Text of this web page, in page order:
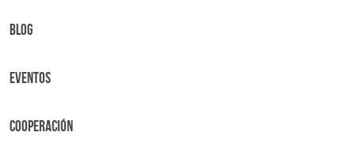
BLOG
Eventos
Cooperación